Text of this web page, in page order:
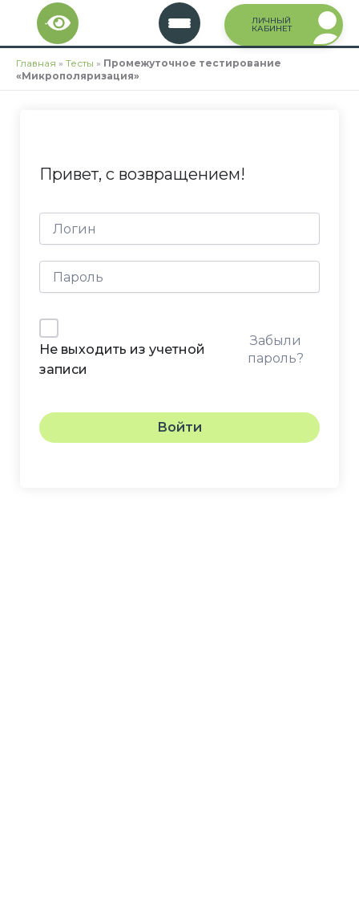
Перейти
содержимому
ЛИЧНЫЙ
КАБИНЕТ
Главная » Тесты » Промежуточное тестирование
«Микрополяризация»
Привет, с возвращением!
Не выходить из учетной
записи
Забыли
пароль?
Войти